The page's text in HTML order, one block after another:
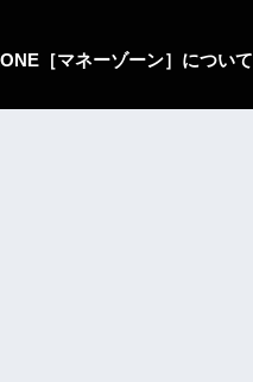
［マネーゾーン］について